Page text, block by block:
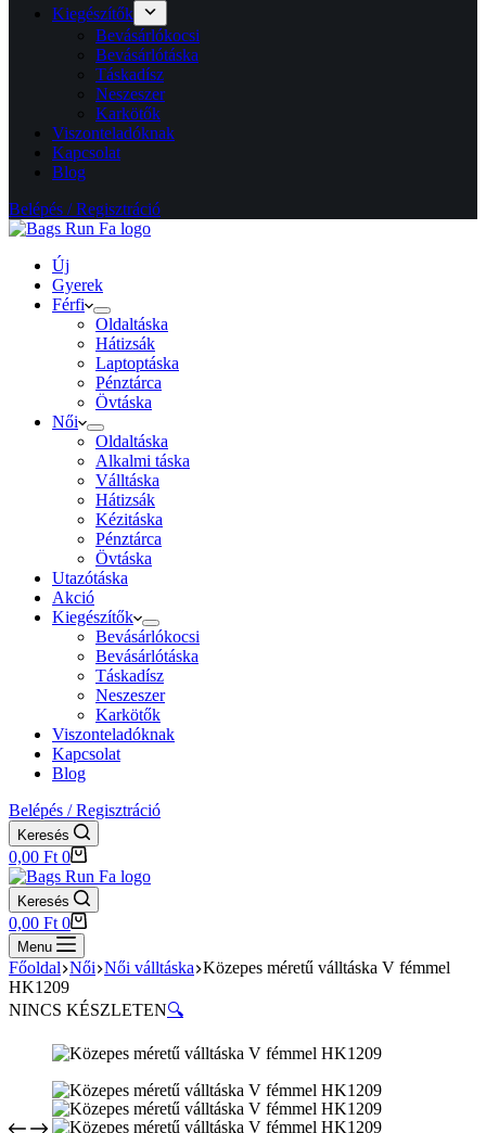
Kiegészítők
Bevásárlókocsi
Bevásárlótáska
Táskadísz
Neszeszer
Karkötők
Viszonteladóknak
Kapcsolat
Blog
Belépés / Regisztráció
Új
Gyerek
Férfi
Oldaltáska
Hátizsák
Laptoptáska
Pénztárca
Övtáska
Női
Oldaltáska
Alkalmi táska
Válltáska
Hátizsák
Kézitáska
Pénztárca
Övtáska
Utazótáska
Akció
Kiegészítők
Bevásárlókocsi
Bevásárlótáska
Táskadísz
Neszeszer
Karkötők
Viszonteladóknak
Kapcsolat
Blog
Belépés / Regisztráció
Keresés
Shopping
cart
0,00 Ft 0
Keresés
Shopping
cart
0,00 Ft 0
Menu
Főoldal Női Női válltáska Közepes méretű válltáska V fémmel
HK1209
NINCS KÉSZLETEN🔍